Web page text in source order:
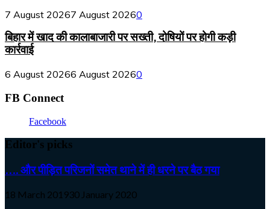
7 August 20267 August 20260
बिहार में खाद की कालाबाजारी पर सख्ती, दोषियों पर होगी कड़ी
कार्रवाई
6 August 20266 August 20260
FB Connect
Facebook
Editor's picks
…. और पीड़ित परिजनों समेत थाने में ही धरने पर बैठ गया
18 March 201930 January 2020